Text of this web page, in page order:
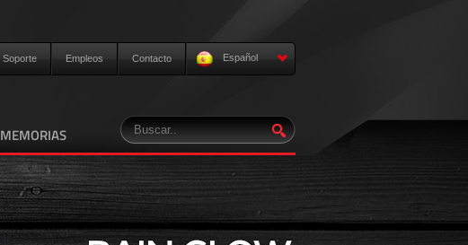
Soporte Empleos Contacto Español
MEMORIAS